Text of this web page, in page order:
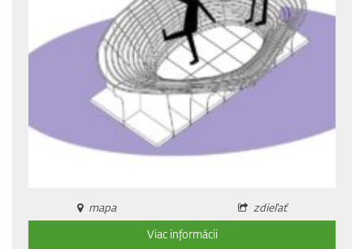
mapa
zdieľať
Viac informácii